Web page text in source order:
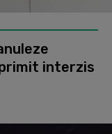
interzis